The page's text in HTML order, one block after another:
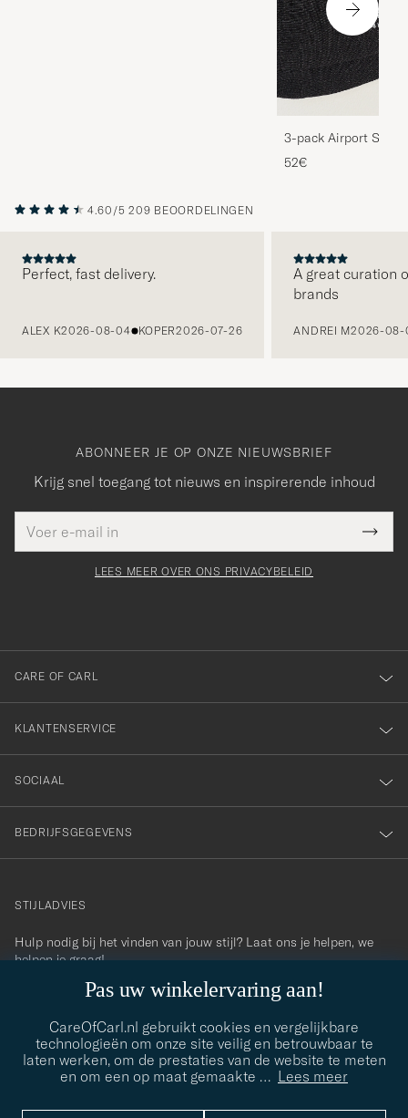
3-pack Airport
Melange
52€
4.60/5 209 BEOORDELINGEN
Perfect, fast delivery.
ALEX K2026-08-04 KOPER2026-07-26
A great curation
brands
ANDREI M2026-08-
Pas uw winkelervaring aan!
CareOfCarl.nl gebruikt cookies en vergelijkbare
technologieën om onze site veilig en betrouwbaar te
laten werken, om de prestaties van de website te meten
en om een op maat gemaakte … Lees meer
ABONNEER JE OP ONZE NIEUWSBRIEF
Krijg snel toegang tot nieuws en inspirerende inhoud
mailadres
veldBedankt
voor
onze
nieuwsbrief!
LEES MEER OVER ONS PRIVACYBELEID
CARE OF CARL
KLANTENSERVICE
SOCIAAL
BEDRIJFSGEGEVENS
contact@careofcarl.com
STIJLADVIES
Hulp nodig bij het vinden van jouw stijl? Laat ons je helpen, we
helpen je graag!
STIJLADVIES
© Care of Carl 2026